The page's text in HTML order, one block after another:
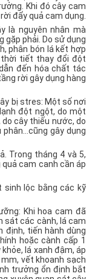
Khi đó cây cam
đẩy quả cam dụng.
là nguyên nhân mà
phải. Do sử dụng
phân bón lá kết hợp
thời tiết thay đổi đột
đến hóa chất tác
rời gây dụng hàng
bị stres: Một số nơi
đột ngột, do một
do cây thiếu nước, do
gây dụng
Trong tháng 4 và 5,
cam canh cần áp
sinh lộc bằng các kỹ
Khi hoa cam đã
sát các cành, lá cam
định, tiến hành dùng
hoặc cành cấp 1
lá xanh đậm, áp
vết khoanh sạch
trưởng ổn định bắt